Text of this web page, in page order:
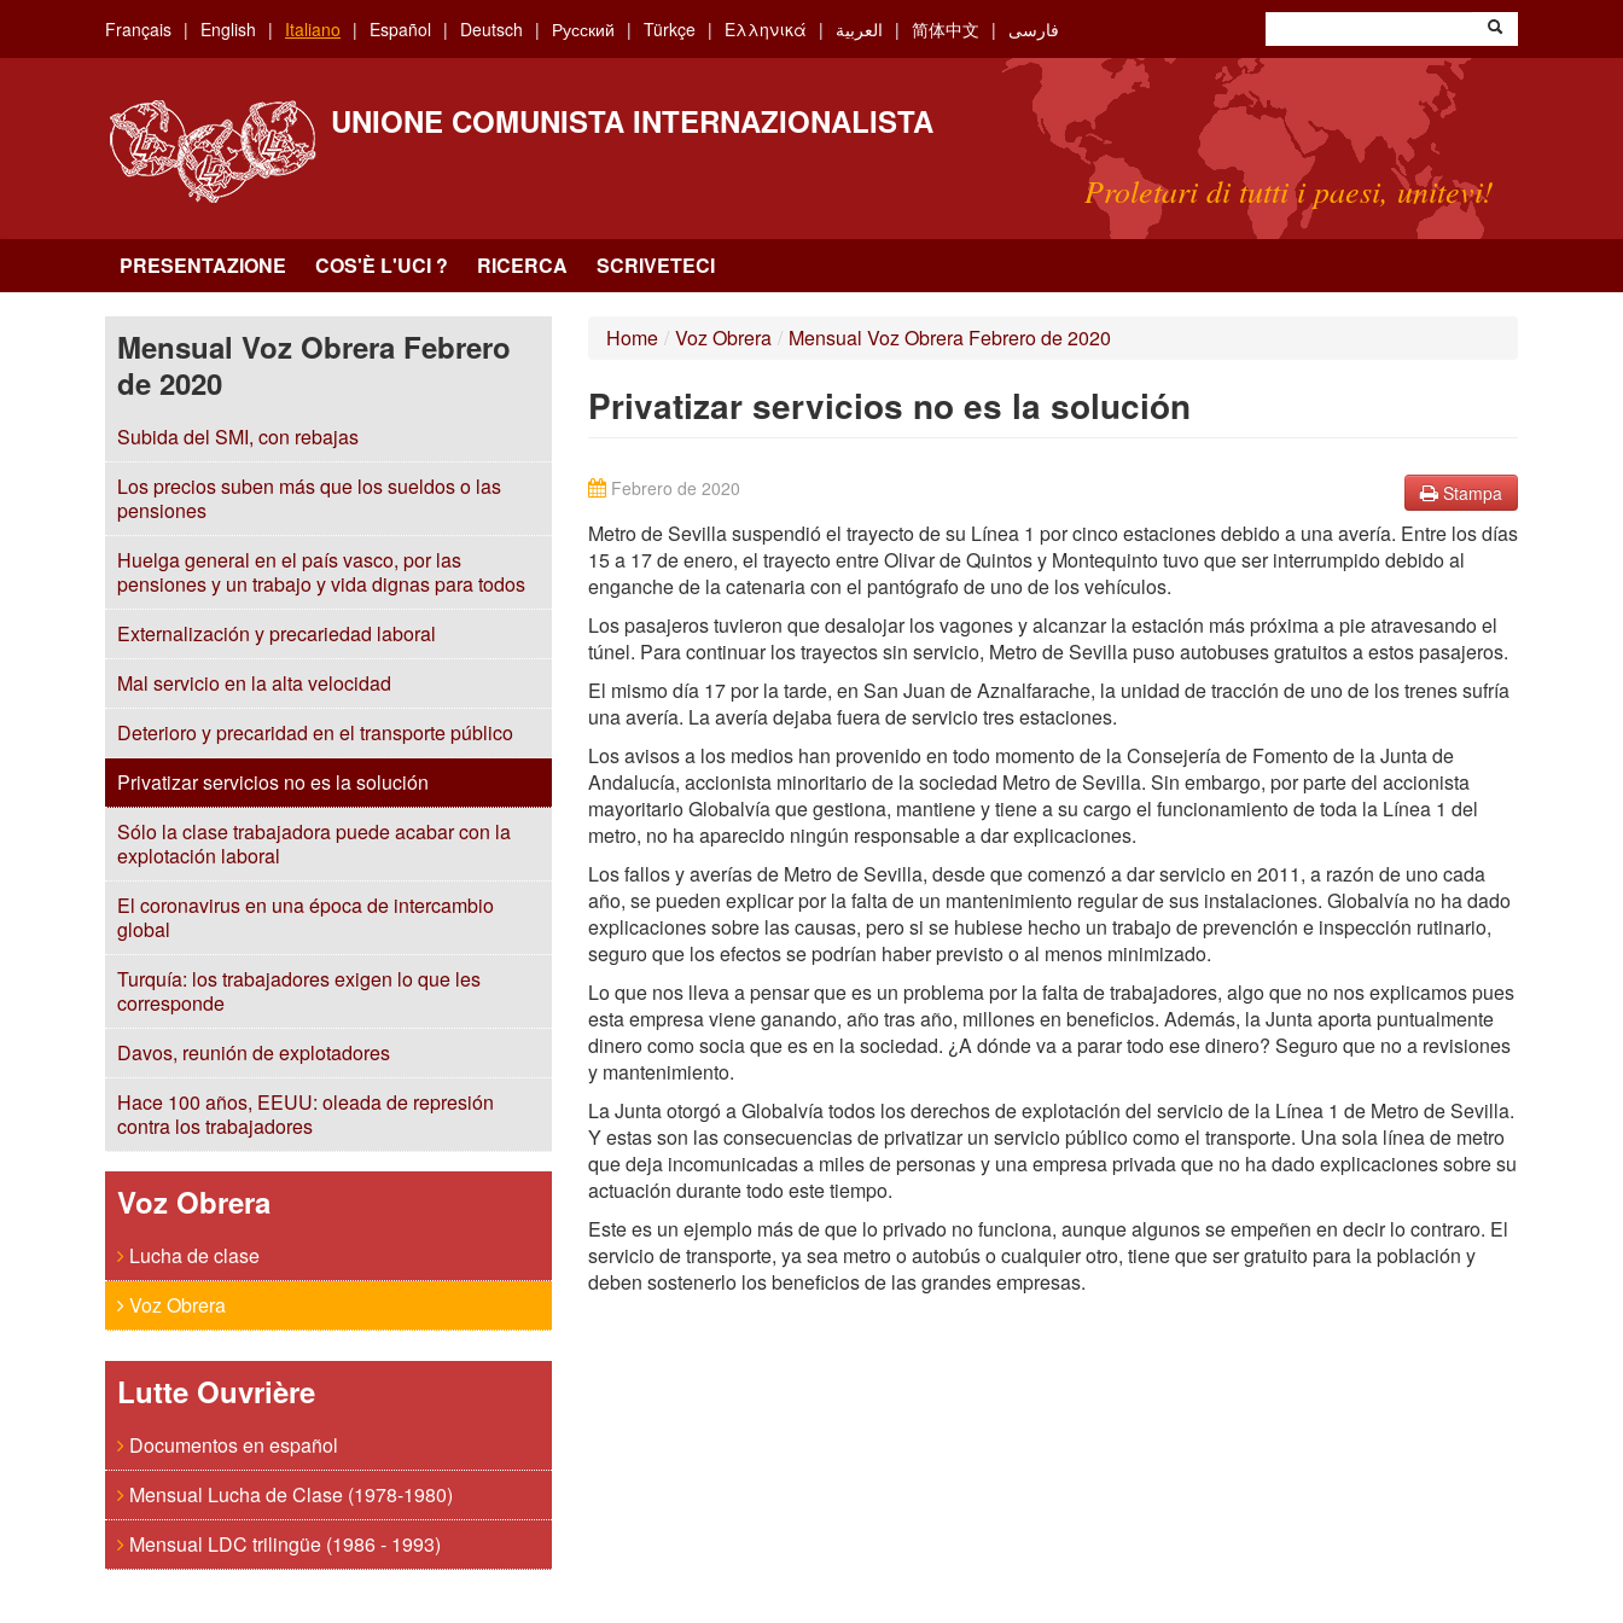
main
Français English Italiano Español Deutsch Русский Türkçe Ελληνικά العربية 简体中文 فارسی
UNIONE COMUNISTA INTERNAZIONALISTA
Proletari di tutti i paesi, unitevi!
PRESENTAZIONE COS'È L'UCI ? RICERCA SCRIVETECI
Mensual Voz Obrera Febrero
de 2020
Subida del SMI, con rebajas
Los precios suben más que los sueldos o las
pensiones
Huelga general en el país vasco, por las
pensiones y un trabajo y vida dignas para todos
Externalización y precariedad laboral
Mal servicio en la alta velocidad
Deterioro y precaridad en el transporte público
Privatizar servicios no es la solución
Sólo la clase trabajadora puede acabar con la
explotación laboral
El coronavirus en una época de intercambio
global
Turquía: los trabajadores exigen lo que les
corresponde
Davos, reunión de explotadores
Hace 100 años, EEUU: oleada de represión
contra los trabajadores
Voz Obrera
Lucha de clase
Voz Obrera
Lutte Ouvrière
Documentos en español
Mensual Lucha de Clase (1978-1980)
Mensual LDC trilingüe (1986 - 1993)
Home / Voz Obrera / Mensual Voz Obrera Febrero de 2020
Privatizar servicios no es la solución
Stampa
Febrero de 2020
Metro de Sevilla suspendió el trayecto de su Línea 1 por cinco estaciones debido a una avería. Entre los días
15 a 17 de enero, el trayecto entre Olivar de Quintos y Montequinto tuvo que ser interrumpido debido al
enganche de la catenaria con el pantógrafo de uno de los vehículos.
Los pasajeros tuvieron que desalojar los vagones y alcanzar la estación más próxima a pie atravesando el
túnel. Para continuar los trayectos sin servicio, Metro de Sevilla puso autobuses gratuitos a estos pasajeros.
El mismo día 17 por la tarde, en San Juan de Aznalfarache, la unidad de tracción de uno de los trenes sufría
una avería. La avería dejaba fuera de servicio tres estaciones.
Los avisos a los medios han provenido en todo momento de la Consejería de Fomento de la Junta de
Andalucía, accionista minoritario de la sociedad Metro de Sevilla. Sin embargo, por parte del accionista
mayoritario Globalvía que gestiona, mantiene y tiene a su cargo el funcionamiento de toda la Línea 1 del
metro, no ha aparecido ningún responsable a dar explicaciones.
Los fallos y averías de Metro de Sevilla, desde que comenzó a dar servicio en 2011, a razón de uno cada
año, se pueden explicar por la falta de un mantenimiento regular de sus instalaciones. Globalvía no ha dado
explicaciones sobre las causas, pero si se hubiese hecho un trabajo de prevención e inspección rutinario,
seguro que los efectos se podrían haber previsto o al menos minimizado.
Lo que nos lleva a pensar que es un problema por la falta de trabajadores, algo que no nos explicamos pues
esta empresa viene ganando, año tras año, millones en beneficios. Además, la Junta aporta puntualmente
dinero como socia que es en la sociedad. ¿A dónde va a parar todo ese dinero? Seguro que no a revisiones
y mantenimiento.
La Junta otorgó a Globalvía todos los derechos de explotación del servicio de la Línea 1 de Metro de Sevilla.
Y estas son las consecuencias de privatizar un servicio público como el transporte. Una sola línea de metro
que deja incomunicadas a miles de personas y una empresa privada que no ha dado explicaciones sobre su
actuación durante todo este tiempo.
Este es un ejemplo más de que lo privado no funciona, aunque algunos se empeñen en decir lo contraro. El
servicio de transporte, ya sea metro o autobús o cualquier otro, tiene que ser gratuito para la población y
deben sostenerlo los beneficios de las grandes empresas.